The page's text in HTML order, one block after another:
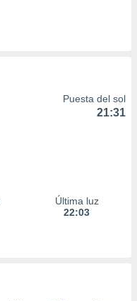
Puesta del sol
21:31
Última luz
22:03